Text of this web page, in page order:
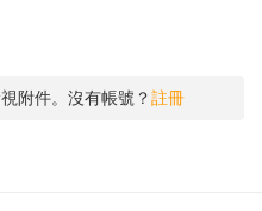
附件。沒有帳號？註冊